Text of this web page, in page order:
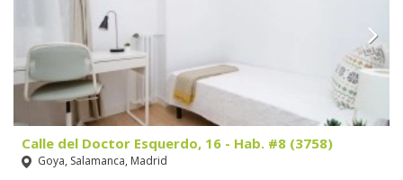
Calle del Doctor Esquerdo, 16 - Hab. #8 (3758)
Goya, Salamanca, Madrid